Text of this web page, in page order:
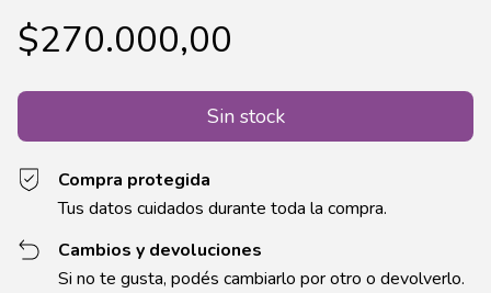
$270.000,00
Compra protegida
Tus datos cuidados durante toda la compra.
Cambios y devoluciones
Si no te gusta, podés cambiarlo por otro o devolverlo.